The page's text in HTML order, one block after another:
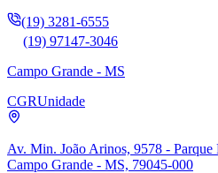
(19) 3281-6555
(19) 97147-3046
Campo Grande - MS
CGRUnidade
Av. Min. João Arinos, 9578 - Parque
Campo Grande - MS, 79045-000